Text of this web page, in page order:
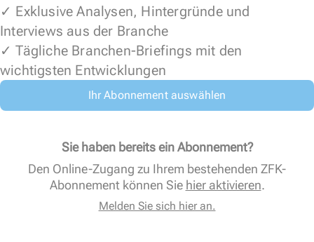
✓ Exklusive Analysen, Hintergründe und
Interviews aus der Branche
✓ Tägliche Branchen-Briefings mit den
wichtigsten Entwicklungen
Ihr Abonnement auswählen
Sie haben bereits ein Abonnement?
Den Online-Zugang zu Ihrem bestehenden ZFK-
Abonnement können Sie hier aktivieren.
Melden Sie sich hier an.